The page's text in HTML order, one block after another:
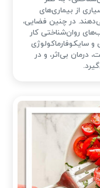
از بیماری‌های
در چنین فضایی،
روان‌شناختی کار
سایکوفارماکولوژی
بی‌اثر، و در